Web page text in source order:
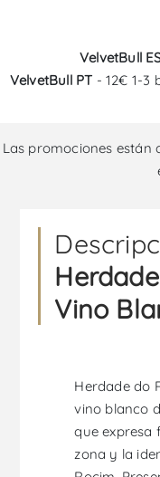
VelvetBull
VelvetBull PT - 12€ 1-3
Las promociones están
Vino
Herdade do
vino blanco
que expresa
zona y la